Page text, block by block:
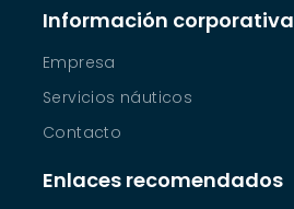
Información corporativa
Empresa
Servicios náuticos
Contacto
Enlaces recomendados